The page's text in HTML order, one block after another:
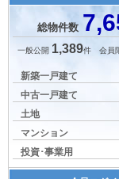
総物件数
一般公開 1,389件 会員
新築一戸建て
中古一戸建て
土地
マンション
投資･事業用